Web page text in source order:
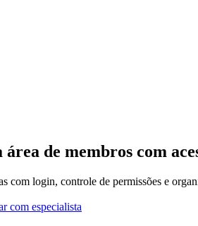
de membros com
com login, controle de permissões e
com especialista